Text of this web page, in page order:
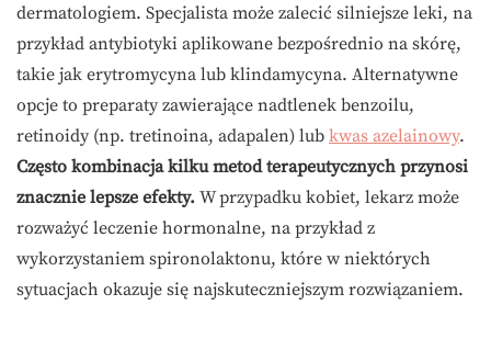
dermatologiem. Specjalista może zalecić silniejsze leki, na
przykład antybiotyki aplikowane bezpośrednio na skórę,
takie jak erytromycyna lub klindamycyna. Alternatywne
opcje to preparaty zawierające nadtlenek benzoilu,
retinoidy (np. tretinoina, adapalen) lub kwas azelainowy.
Często kombinacja kilku metod terapeutycznych przynosi
znacznie lepsze efekty. W przypadku kobiet, lekarz może
rozważyć leczenie hormonalne, na przykład z
wykorzystaniem spironolaktonu, które w niektórych
sytuacjach okazuje się najskuteczniejszym rozwiązaniem.